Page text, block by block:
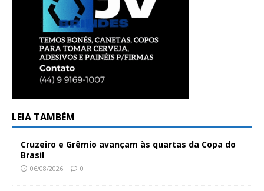
LEIA TAMBÉM
Cruzeiro e Grêmio avançam às quartas da Copa do
Brasil
06/08/2026 0